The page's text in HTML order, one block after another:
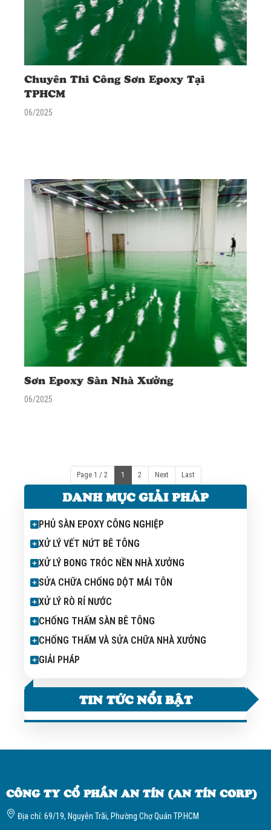
Chuyên Thi Công Sơn Epoxy Tại
TPHCM
06/2025
ngay!</span></p> </div>
Sơn Epoxy Sàn Nhà Xưởng
06/2025
& thi công uy tín.</span></p> </div>
Page 1 / 2 1 2 Next Last
DANH MỤC GIẢI PHÁP
PHỦ SÀN EPOXY CÔNG NGHIỆP
XỬ LÝ VẾT NỨT BÊ TÔNG
XỬ LÝ BONG TRÓC NỀN NHÀ XƯỞNG
SỬA CHỮA CHỐNG DỘT MÁI TÔN
XỬ LÝ RÒ RỈ NƯỚC
CHỐNG THẤM SÀN BÊ TÔNG
CHỐNG THẤM VÀ SỬA CHỮA NHÀ XƯỞNG
GIẢI PHÁP
TIN TỨC NỔI BẬT
CÔNG TY CỔ PHẦN AN TÍN (AN TÍN CORP)
Địa chỉ: 69/19, Nguyễn Trãi, Phường Chợ Quán TP.HCM